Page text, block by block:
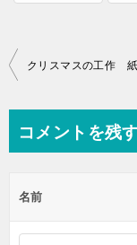
投
ビ
ー
シ
コメントを残
名前